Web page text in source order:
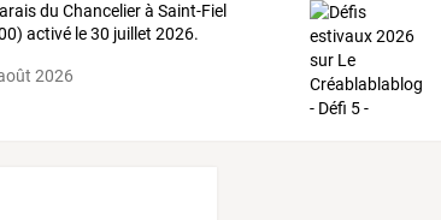
du Chancelierà Saint-Fiel
activéle30 juillet 2026.
2026